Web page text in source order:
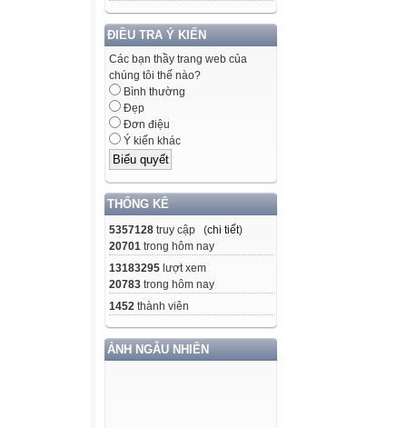
ĐIỀU TRA Ý KIẾN
Các bạn thầy trang web của
chúng tôi thế nào?
Bình thường
Đẹp
Đơn điệu
Ý kiến khác
THỐNG KÊ
5357128 truy cập (chi tiết)
20701 trong hôm nay
13183295 lượt xem
20783 trong hôm nay
1452 thành viên
ẢNH NGẪU NHIÊN